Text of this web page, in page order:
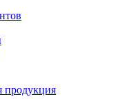
продукция